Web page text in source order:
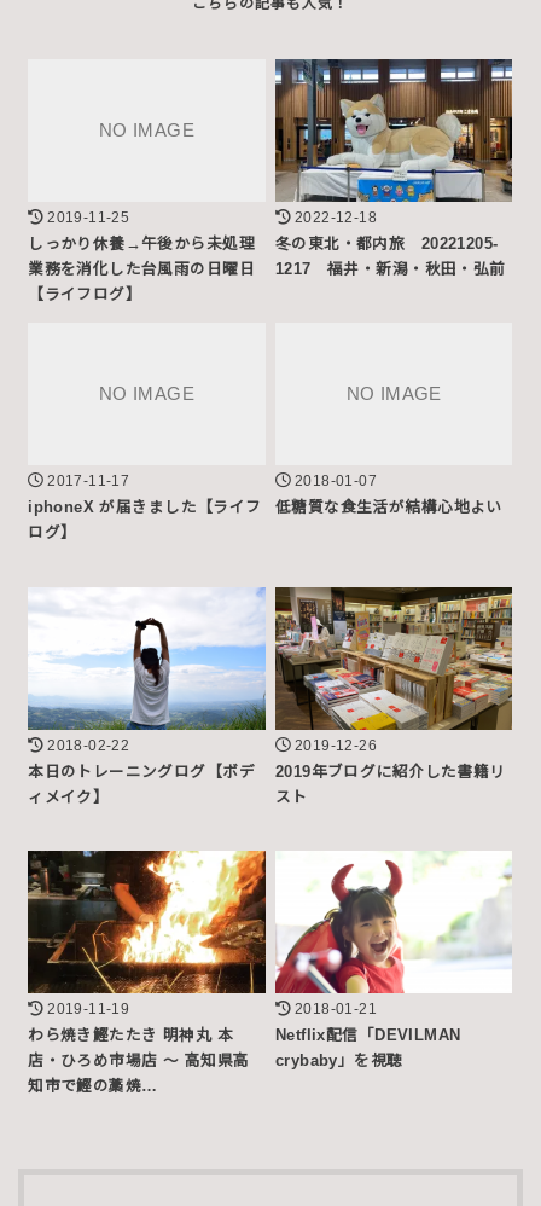
2019-11-25
しっかり休養→午後から未処理
業務を消化した台風雨の日曜日
【ライフログ】
2022-12-18
冬の東北・都内旅 20221205-
1217 福井・新潟・秋田・弘前
2017-11-17
iphoneX が届きました【ライフ
ログ】
2018-01-07
低糖質な食生活が結構心地よい
2018-02-22
本日のトレーニングログ【ボデ
ィメイク】
2019-12-26
2019年ブログに紹介した書籍リ
スト
2019-11-19
わら焼き鰹たたき 明神丸 本
店・ひろめ市場店 〜 高知県高
知市で鰹の藁焼…
2018-01-21
Netflix配信「DEVILMAN
crybaby」を視聴